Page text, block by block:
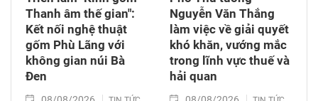
Thanh âm thế gian":
Kết nối nghệ thuật
gốm Phù Lãng với
không gian núi Bà
Đen
Nguyễn Văn Thắng
làm việc về giải quyết
khó khăn, vướng mắc
trong lĩnh vực thuế và
hải quan